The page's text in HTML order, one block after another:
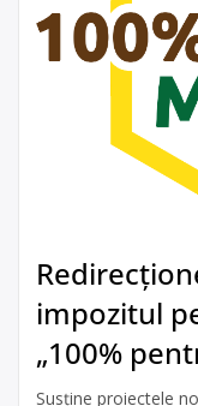
impozitul
„100%
Susține proiectele